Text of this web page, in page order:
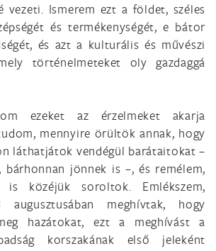
vezeti. Ismerem ezt a földet, széles
és termékenységét, e bátor
és azt a kulturális és művészi
történelmeteket oly gazdaggá
ezeket az érzelmeket akarja
mennyire örültök annak, hogy
láthatjátok vendégül barátaitokat –
bárhonnan jönnek is –, és remélem,
is közéjük soroltok. Emlékszem,
augusztusában meghívtak, hogy
hazátokat, ezt a meghívást a
korszakának első jeleként